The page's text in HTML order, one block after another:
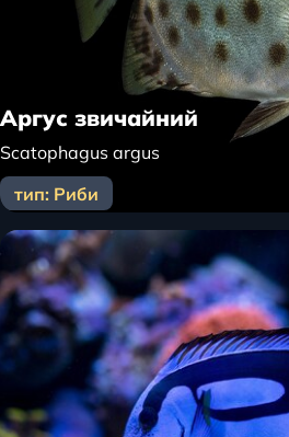
Аргус звичайний
Scatophagus argus
тип: Риби